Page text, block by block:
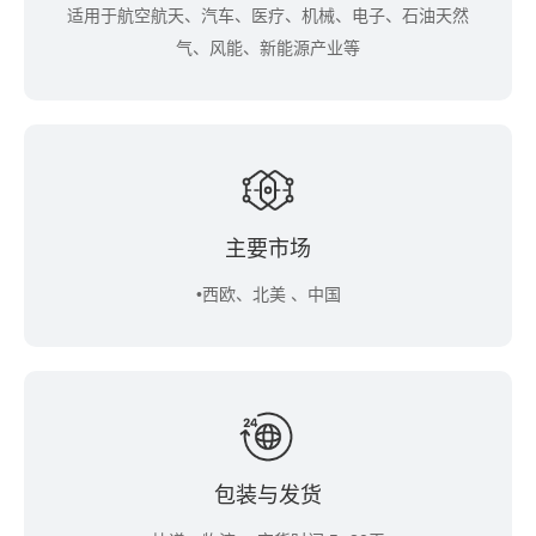
适用于航空航天、汽车、医疗、机械、电子、石油天然
气、风能、新能源产业等
主要市场
•西欧、北美 、中国
包装与发货